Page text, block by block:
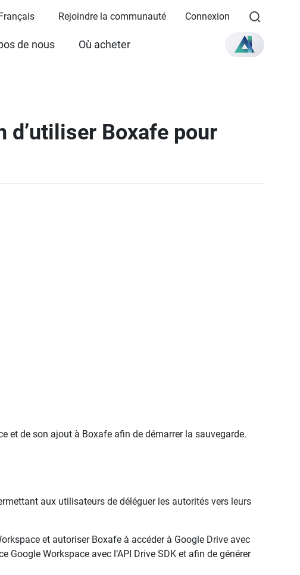
Rejoindre la communauté Connexion
de nous Où acheter
d’utiliser Boxafe pour
et de son ajout à Boxafe afin de démarrer la sauvegarde.
aux utilisateurs de déléguer les autorités vers leurs
et autoriser Boxafe à accéder à Google Drive avec
Google Workspace avec l’API Drive SDK et afin de générer